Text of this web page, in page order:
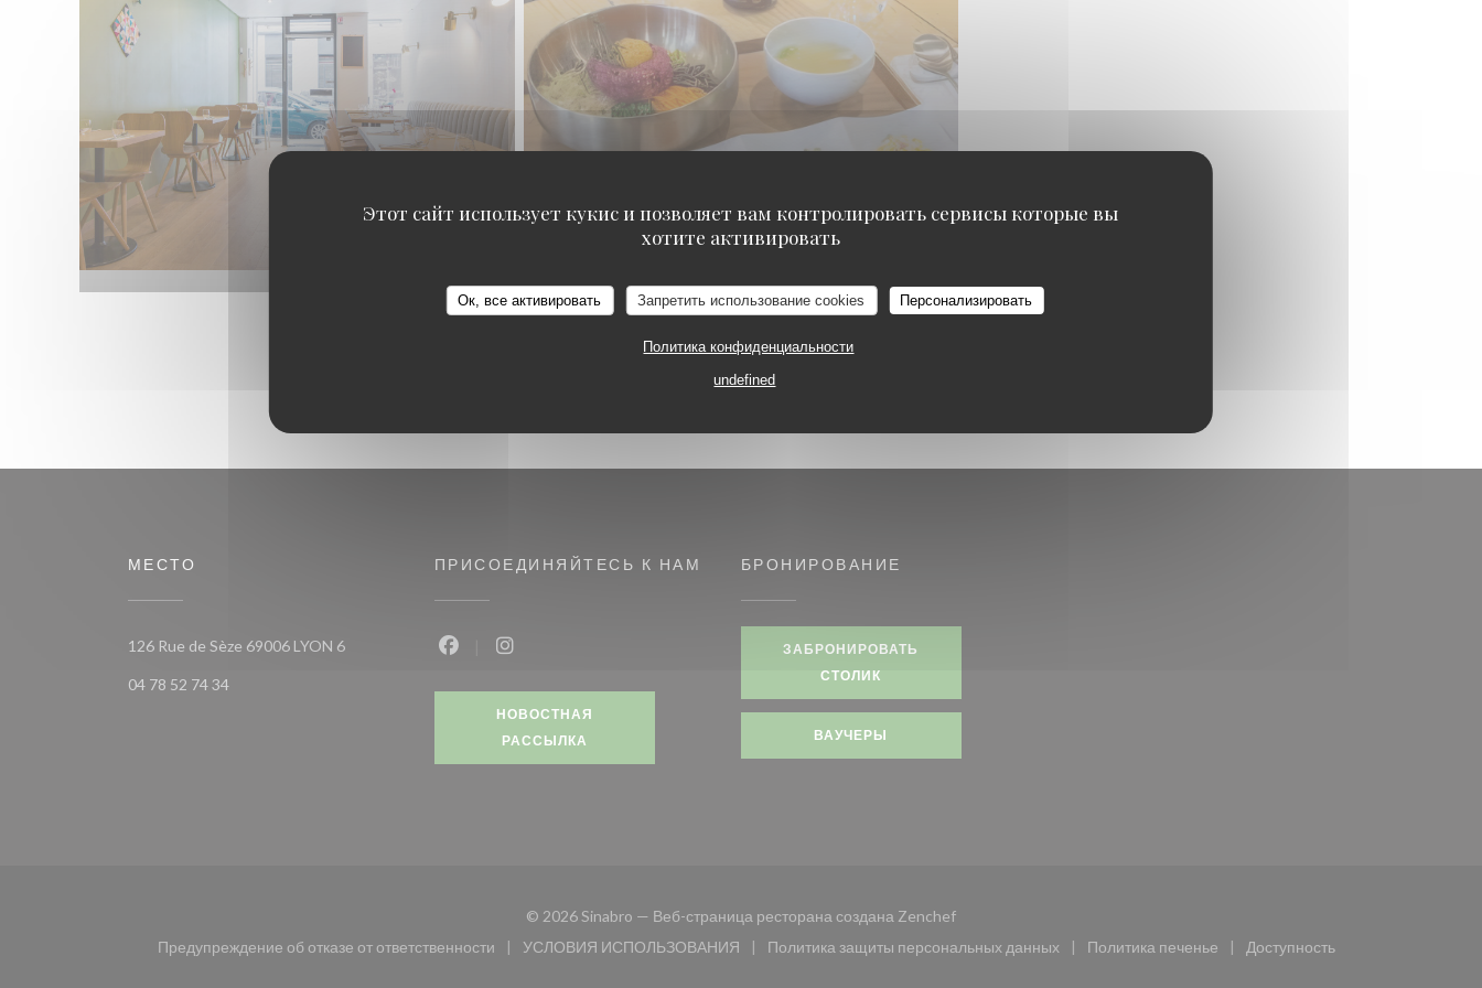
Этот сайт использует кукис и позволяет вам контролировать сервисы которые вы
хотите активировать
Ок, все активировать Запретить использование cookies Персонализировать
Политика конфиденциальности
undefined
МЕСТО
126 Rue de Sèze 69006 LYON 6((открывается в новом окне))
04 78 52 74 34
ПРИСОЕДИНЯЙТЕСЬ К НАМ
НОВОСТНАЯ
РАССЫЛКА
БРОНИРОВАНИЕ
ЗАБРОНИРОВАТЬ
СТОЛИК
ВАУЧЕРЫ
© 2026 Sinabro — Веб-страница ресторана создана Zenchef((открывается в новом окне))
Предупреждение об отказе от ответственности
((открывается в новом окне))
УСЛОВИЯ ИСПОЛЬЗОВАНИЯ
((открывается в новом окне))
Политика защиты персональных данных
((открывается в новом окне))
Политика печенье
((открывается в новом окне))
Доступность
Sinabro